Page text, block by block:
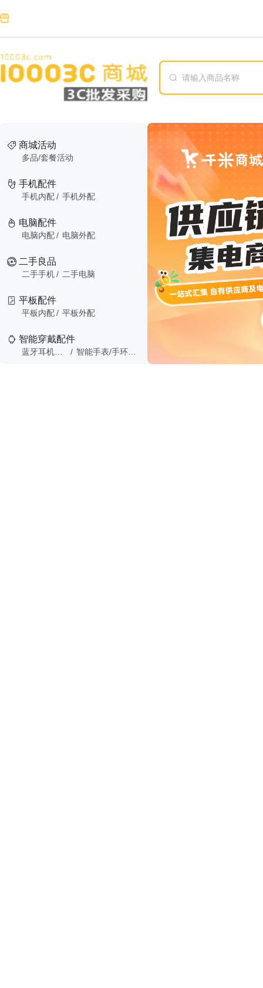
商城活动
多品/套餐活动
手机配件
手机内配/ 手机外配
电脑配件
电脑内配/ 电脑外配
二手良品
二手手机/ 二手电脑
平板配件
平板内配/ 平板外配
智能穿戴配件
/ 智能手表/手环配件